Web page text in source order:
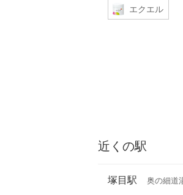
エクエル
近くの駅
塚目駅 奥の細道